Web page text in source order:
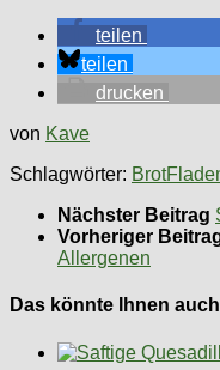
teilen
teilen
drucken
von Kave
Schlagwörter: Brot
Nächster Beitrag
Vorheriger
Allergenen
Das könnte Ihnen